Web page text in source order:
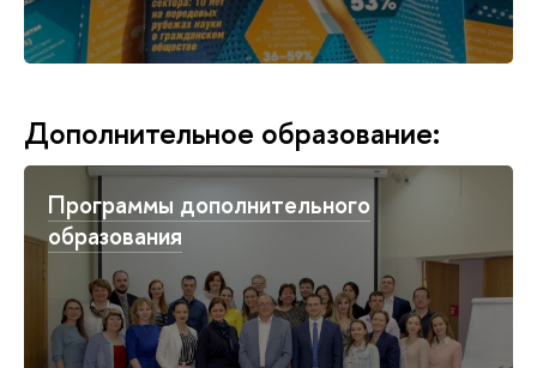
Дополнительное образование:
Программы дополнительного
образования